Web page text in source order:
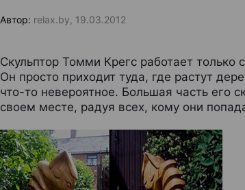
Автор: relax.by, 19.03.2012
Скульптор Томми Крегс работает только
Он просто приходит туда, где растут
что-то невероятное. Большая часть его
своем месте, радуя всех, кому они